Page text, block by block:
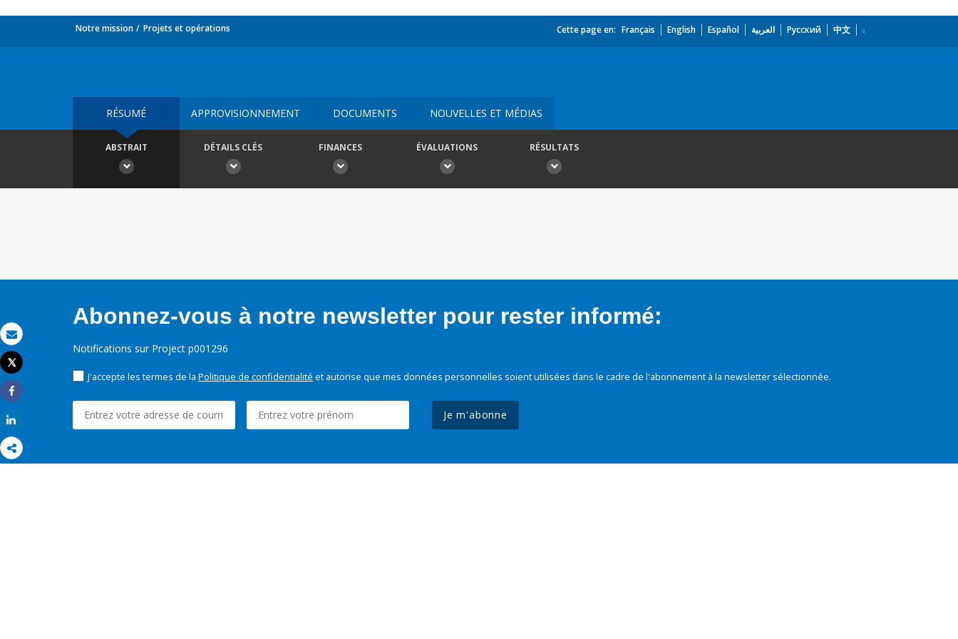
Email
Imprimer
Tweet
Share
Notre mission Projets et opérations Cette page en: Français English Español العربية Русский 中文
RÉSUMÉ APPROVISIONNEMENT DOCUMENTS NOUVELLES ET MÉDIAS
ABSTRAIT DÉTAILS CLÉS FINANCES ÉVALUATIONS RÉSULTATS
Abonnez-vous à notre newsletter pour rester informé:
Notifications sur Project p001296
J'accepte les termes de la Politique de confidentialité et autorise que mes données personnelles soient utilisées dans le cadre de l'abonnement à la newsletter sélectionnée.
Je m'abonne